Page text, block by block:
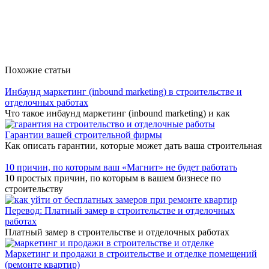
Похожие статьи
Инбаунд маркетинг (inbound marketing) в строительстве и
отделочных работах
Что такое инбаунд маркетинг (inbound marketing) и как
Гарантии вашей строительной фирмы
Как описать гарантии, которые может дать ваша строительная
10 причин, по которым ваш «Магнит» не будет работать
10 простых причин, по которым в вашем бизнесе по
строительству
Перевод: Платный замер в строительстве и отделочных
работах
Платный замер в строительстве и отделочных работах
Маркетинг и продажи в строительстве и отделке помещений
(ремонте квартир)